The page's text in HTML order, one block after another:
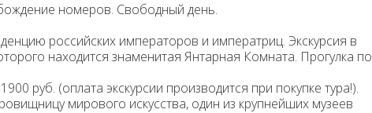
номеров. Свободный день.
российских императоров и императриц. Экскурсия в
находится знаменитая Янтарная Комната. Прогулка по
руб. (оплата экскурсии производится при покупке тура!).
мирового искусства, один из крупнейших музеев